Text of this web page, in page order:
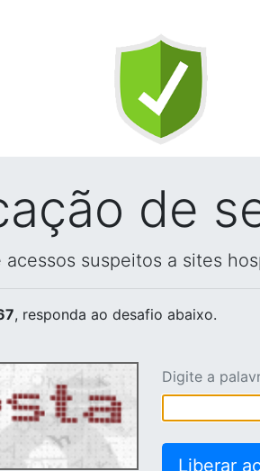
de
suspeitos a sites
, responda ao desafio abaixo.
Digite a